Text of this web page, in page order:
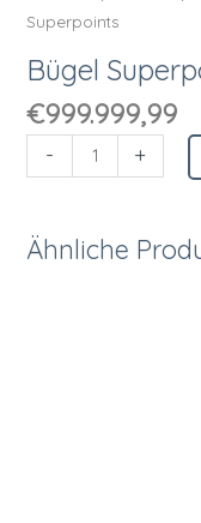
Superpoints
Bügel
€999.999,99
- +
Ähnliche